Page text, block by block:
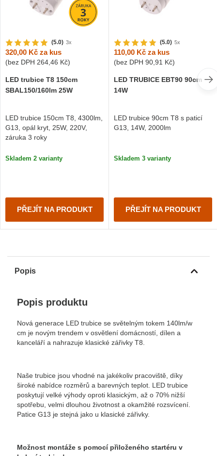
(5.0) 3x
320,00 Kč za kus
(bez DPH 264,46 Kč)
LED trubice T8 150cm
SBAL150/160lm 25W
LED trubice 150cm T8, 4300lm,
G13, opál kryt, 25W, 220V,
záruka 3 roky
Skladem 2 varianty
PŘEJÍT NA PRODUKT
(5.0) 5x
110,00 Kč za kus
(bez DPH 90,91 Kč)
LED TRUBICE EBT90 90cm
14W
LED trubice 90cm T8 s paticí
G13, 14W, 2000lm
Skladem 3 varianty
PŘEJÍT NA PRODUKT
Popis
Popis produktu
Nová generace LED trubice se světelným tokem 140lm/w
cm je novým trendem v osvětlení domácností, dílen a
kanceláří a nahrazuje klasické zářivky T8.
Naše trubice jsou vhodné na jakékoliv pracoviště, díky
široké nabídce rozměrů a barevných teplot. LED trubice
poskytují velké výhody oproti klasickým, až o 70% nižší
spotřebu, velmi dlouhou životnost a okamžité rozsvícení.
Patice G13 je stejná jako u klasické zářivky.
Možnost montáže s pomocí přiloženého startéru v